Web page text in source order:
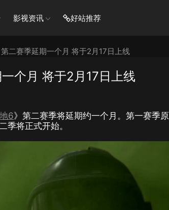
影视资讯 好站推荐
第二赛季延期一个月 将于2月17日上线
个月 将于2月17日上线
6》第二赛季将延期约一个月。第一赛季
季将正式开始。